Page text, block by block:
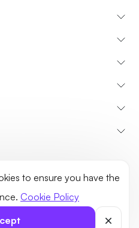
to ensure you have the
Cookie Policy